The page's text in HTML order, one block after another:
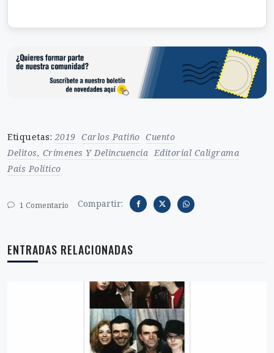
Etiquetas: 2019 Carlos Patiño Cuento
Delitos, Crímenes Y Delincuencia Editorial Caligrama
País Político
1 Comentario Compartir:
ENTRADAS RELACIONADAS